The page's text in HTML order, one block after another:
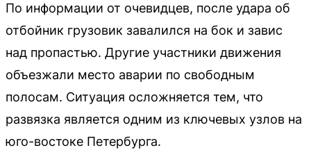
По информации от очевидцев, после удара об
отбойник грузовик завалился на бок и завис
над пропастью. Другие участники движения
объезжали место аварии по свободным
полосам. Ситуация осложняется тем, что
развязка является одним из ключевых узлов на
юго-востоке Петербурга.